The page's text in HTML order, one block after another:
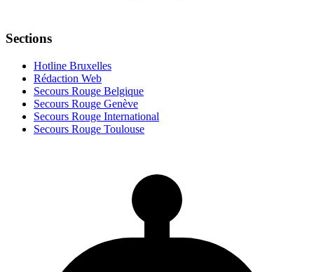
Sections
Hotline Bruxelles
Rédaction Web
Secours Rouge Belgique
Secours Rouge Genève
Secours Rouge International
Secours Rouge Toulouse